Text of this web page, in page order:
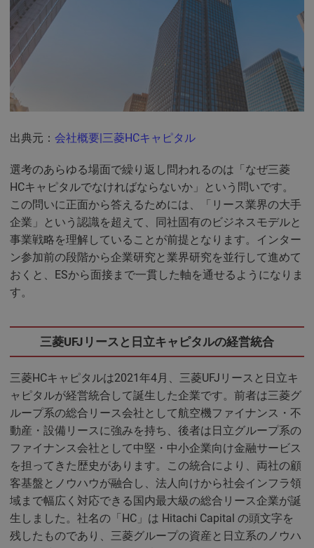
出典元： 会社概要|三菱HCキャピタル
選考のあらゆる場面で繰り返し問われるのは「なぜ三菱
HCキャピタルでなければならないか」という問いです。
この問いに正面から答えるためには、「リース業界の大手
企業」という認識を超えて、同社固有のビジネスモデルと
事業戦略を理解していることが前提となります。インター
ン参加前の段階から企業研究と業界研究を並行して進めて
おくと、ESから面接まで一貫した軸を通せるようになりま
す。
三菱UFJリースと日立キャピタルの経営統合
三菱HCキャピタルは2021年4月、三菱UFJリースと日立キ
ャピタルが経営統合して誕生した企業です。前者は三菱グ
ループ系の総合リース会社として航空機ファイナンス・不
動産・設備リースに強みを持ち、後者は日立グループ系の
ファイナンス会社として中堅・中小企業向け金融サービス
を担ってきた歴史があります。この統合により、両社の顧
客基盤とノウハウが融合し、法人向けから社会インフラ領
域まで幅広く対応できる国内最大級の総合リース企業が誕
生しました。社名の「HC」は Hitachi Capital の頭文字を
残したものであり、三菱グループの資産と日立系のノウハ